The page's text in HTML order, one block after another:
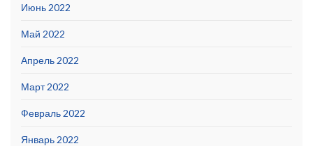
Июнь 2022
Май 2022
Апрель 2022
Март 2022
Февраль 2022
Январь 2022